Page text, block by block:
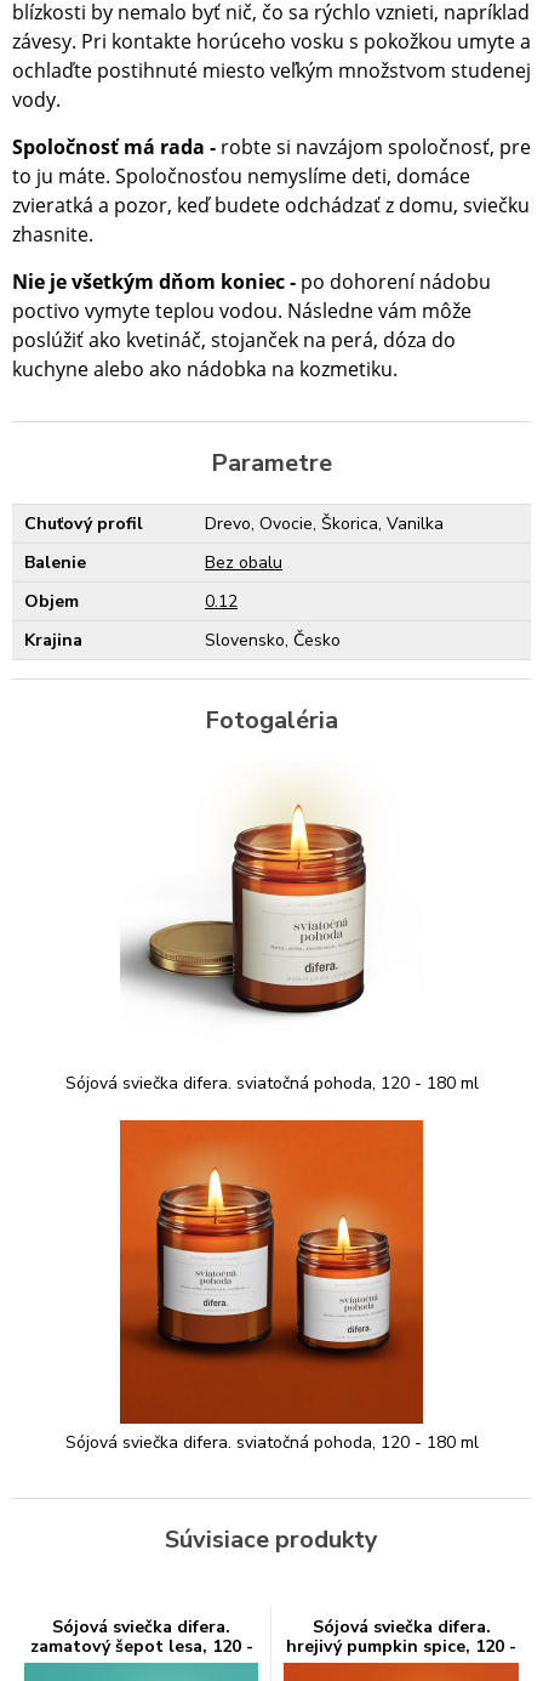
blízkosti by nemalo byť nič, čo sa rýchlo vznieti, napríklad
závesy. Pri kontakte horúceho vosku s pokožkou umyte a
ochlaďte postihnuté miesto veľkým množstvom studenej
vody.
Spoločnosť má rada - robte si navzájom spoločnosť, pre
to ju máte. Spoločnosťou nemyslíme deti, domáce
zvieratká a pozor, keď budete odchádzať z domu, sviečku
zhasnite.
Nie je všetkým dňom koniec - po dohorení nádobu
poctivo vymyte teplou vodou. Následne vám môže
poslúžiť ako kvetináč, stojanček na perá, dóza do
kuchyne alebo ako nádobka na kozmetiku.
Parametre
Chuťový profil
Drevo, Ovocie, Škorica, Vanilka
Balenie
Bez obalu
Objem
0.12
Krajina
Slovensko, Česko
Fotogaléria
Sójová sviečka difera. sviatočná pohoda, 120 - 180 ml
Sójová sviečka difera. sviatočná pohoda, 120 - 180 ml
Súvisiace produkty
Sójová sviečka difera.
zamatový šepot lesa, 120 -
180 ml
Sójová sviečka difera.
hrejivý pumpkin spice, 120 -
180 ml